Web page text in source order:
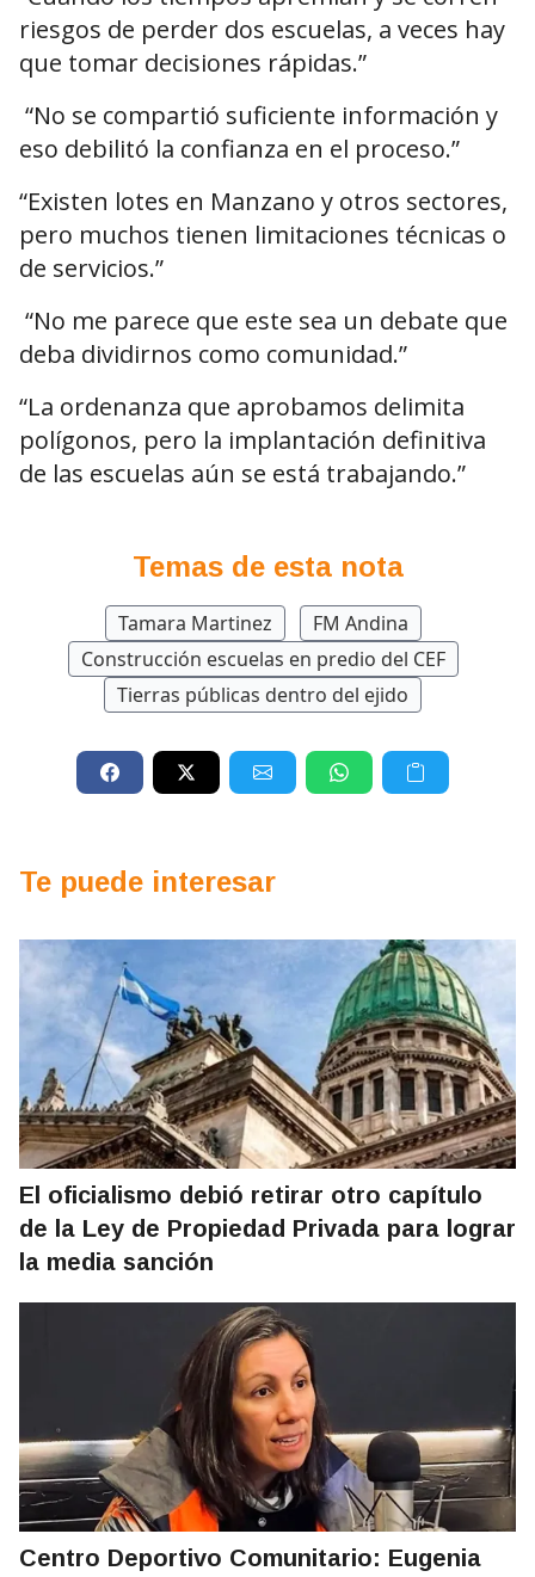
riesgos de perder dos escuelas, a veces hay
que tomar decisiones rápidas.”
“No se compartió suficiente información y
eso debilitó la confianza en el proceso.”
“Existen lotes en Manzano y otros sectores,
pero muchos tienen limitaciones técnicas o
de servicios.”
“No me parece que este sea un debate que
deba dividirnos como comunidad.”
“La ordenanza que aprobamos delimita
polígonos, pero la implantación definitiva
de las escuelas aún se está trabajando.”
Temas de esta nota
Tamara Martinez
FM Andina
Construcción escuelas en predio del CEF
Tierras públicas dentro del ejido
Te puede interesar
El oficialismo debió retirar otro capítulo
de la Ley de Propiedad Privada para lograr
la media sanción
Centro Deportivo Comunitario: Eugenia